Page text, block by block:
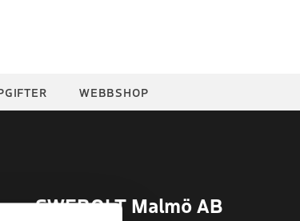
WEBBSHOP
SWEBOLT Malmö AB